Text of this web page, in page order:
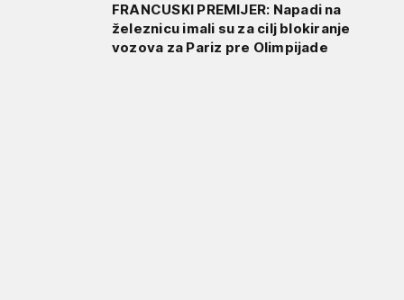
FRANCUSKI PREMIJER: Napadi na
železnicu imali su za cilj blokiranje
vozova za Pariz pre Olimpijade